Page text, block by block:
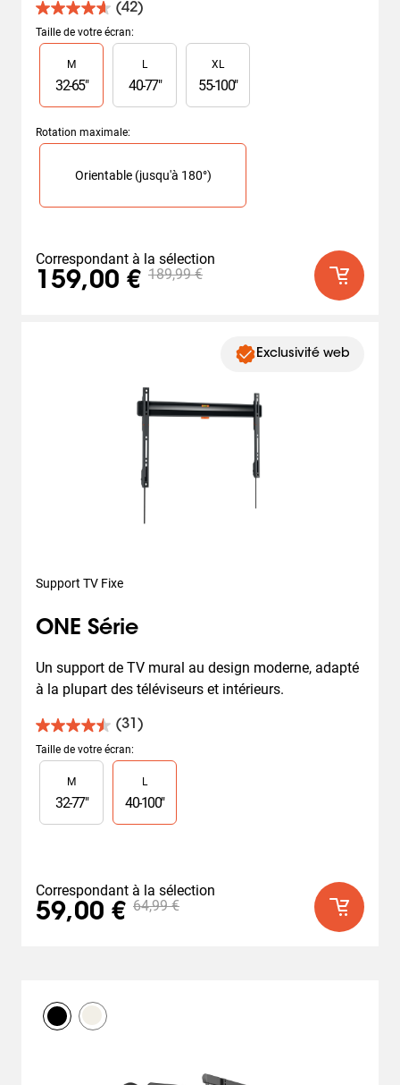
(42)
4.6
sur
5
étoiles.
avis
Taille de votre écran:
Slide 1 of 3
M
32-65"
L
40-77"
XL
55-100"
Rotation maximale:
Slide 1 of 1
Orientable (jusqu'à 180°)
Correspondant à la sélection
159,00 € 189,99 €
Exclusivité web
Support TV Fixe
ONE Série
Un support de TV mural au design moderne, adapté
à la plupart des téléviseurs et intérieurs.
(31)
4.5
sur
5
étoiles.
avis
Taille de votre écran:
Slide 1 of 2
M
32-77"
L
40-100"
Correspondant à la sélection
59,00 € 64,99 €